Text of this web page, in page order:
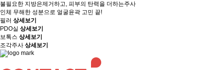
불필요한 지방은제거하고, 피부의 탄력을 더하는주사
인체 무해한 성분으로 얼굴윤곽 고민 끝!
필러 상세보기
PDO실 상세보기
보톡스 상세보기
조각주사 상세보기